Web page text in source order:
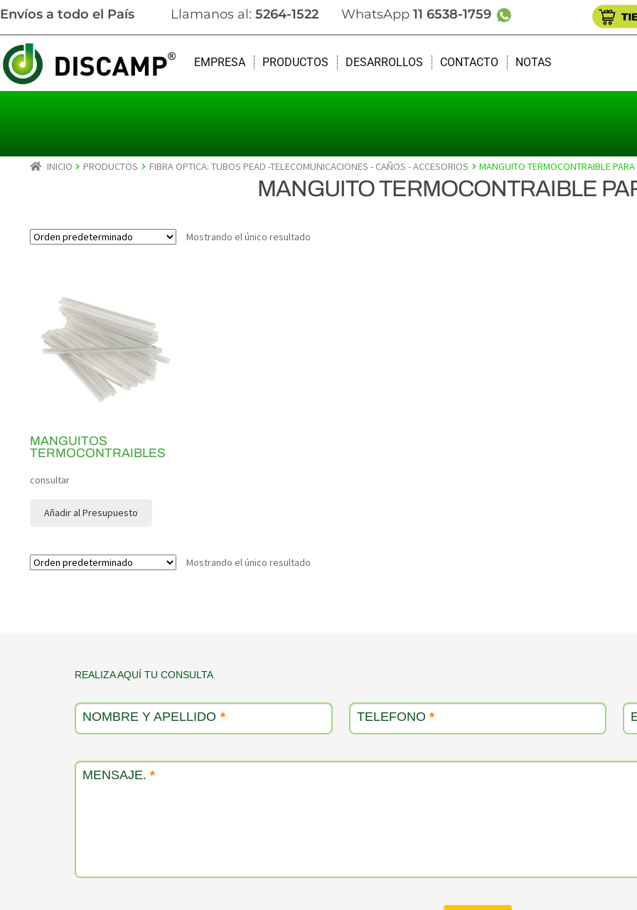
Envíos a todo el País Llamanos al: 5264-1522 WhatsApp 11 6538-1759
EMPRESA PRODUCTOS DESARROLLOS CONTACTO NOTAS
INICIO PRODUCTOS FIBRA OPTICA: TUBOS PEAD -TELECOMUNICACIONES - CAÑOS - ACCESORIOS MANGUITO TERMOCONTRAIBLE PARA
MANGUITO TERMOCONTRAIBLE
Mostrando el único resultado
MANGUITOS
TERMOCONTRAIBLES
consultar
Añadir al Presupuesto
Mostrando el único resultado
Contacto
REALIZA AQUÍ TU CONSULTA
NOMBRE Y APELLIDO * TELEFONO *
MENSAJE. *